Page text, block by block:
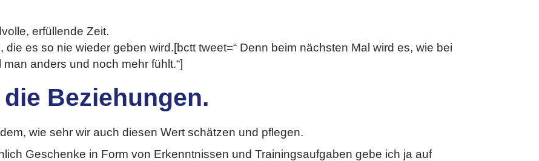
erfüllende Zeit.
es so nie wieder geben wird.[bctt tweet=“ Denn beim nächsten Mal wird es, wie bei
anders und noch mehr fühlt.“]
Beziehungen.
wie sehr wir auch diesen Wert schätzen und pflegen.
Geschenke in Form von Erkenntnissen und Trainingsaufgaben gebe ich ja auf